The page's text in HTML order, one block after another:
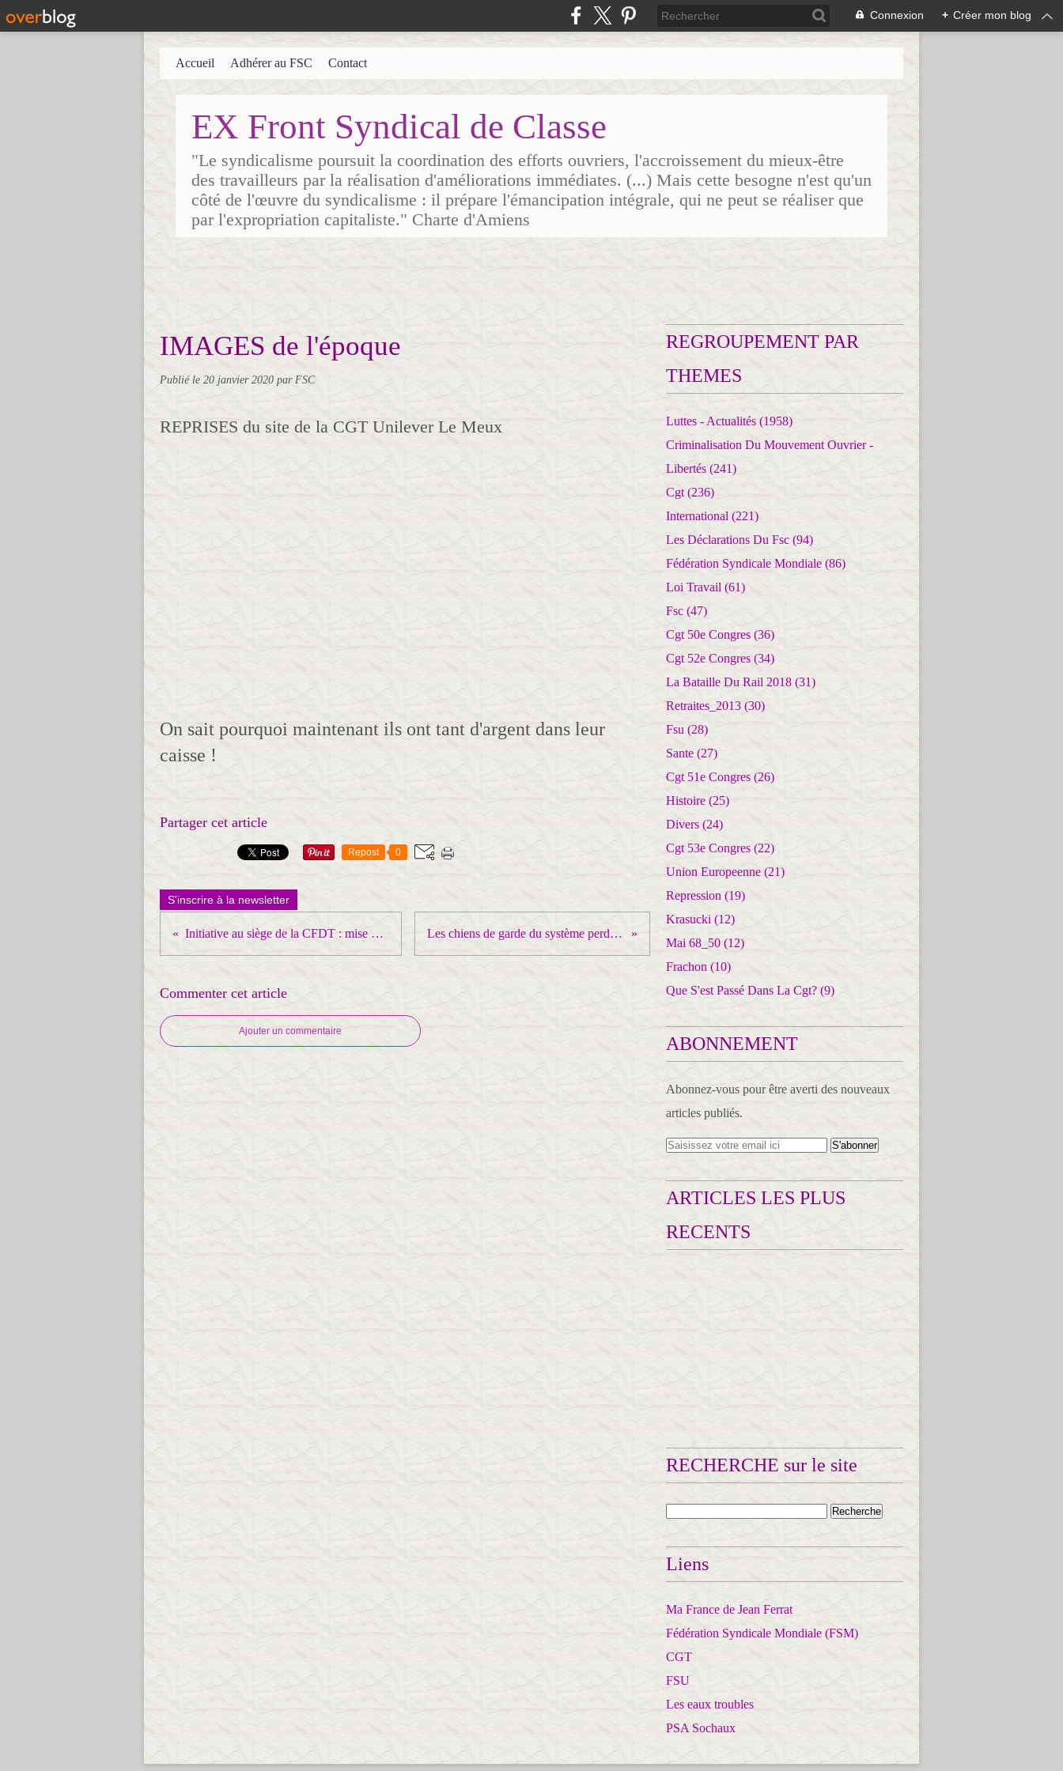
Connexion + Créer mon blog
EX Front Syndical de Classe
"Le syndicalisme poursuit la coordination des efforts ouvriers, l'accroissement du mieux-être
des travailleurs par la réalisation d'améliorations immédiates. (...) Mais cette besogne n'est qu'un
côté de l'œuvre du syndicalisme : il prépare l'émancipation intégrale, qui ne peut se réaliser que
par l'expropriation capitaliste." Charte d'Amiens
Accueil Adhérer au FSC Contact
IMAGES de l'époque
Publié le 20 janvier 2020 par FSC
REPRISES du site de la CGT Unilever Le Meux
On sait pourquoi maintenant ils ont tant d'argent dans leur
caisse !
Partager cet article
Repost 0
S'inscrire à la newsletter
Initiative au siège de la CFDT : mise au point des sections CGT de la RATP Les chiens de garde du système perdent leur sang-froid ... et la RAISON !
Commenter cet article
Ajouter un commentaire
REGROUPEMENT PAR
THEMES
Luttes - Actualités (1958)
Criminalisation Du Mouvement Ouvrier -
Libertés (241)
Cgt (236)
International (221)
Les Déclarations Du Fsc (94)
Fédération Syndicale Mondiale (86)
Loi Travail (61)
Fsc (47)
Cgt 50e Congres (36)
Cgt 52e Congres (34)
La Bataille Du Rail 2018 (31)
Retraites_2013 (30)
Fsu (28)
Sante (27)
Cgt 51e Congres (26)
Histoire (25)
Divers (24)
Cgt 53e Congres (22)
Union Europeenne (21)
Repression (19)
Krasucki (12)
Mai 68_50 (12)
Frachon (10)
Que S'est Passé Dans La Cgt? (9)
ABONNEMENT
Abonnez-vous pour être averti des nouveaux
articles publiés.
ARTICLES LES PLUS
RECENTS
RECHERCHE sur le site
Liens
Ma France de Jean Ferrat
Fédération Syndicale Mondiale (FSM)
CGT
FSU
Les eaux troubles
PSA Sochaux